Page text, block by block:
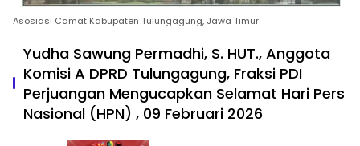
Asosiasi Camat Kabupaten Tulungagung, Jawa Timur
Yudha Sawung Permadhi, S. HUT., Anggota
Komisi A DPRD Tulungagung, Fraksi PDI
Perjuangan Mengucapkan Selamat Hari Pers
Nasional (HPN) , 09 Februari 2026